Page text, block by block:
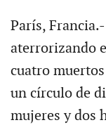
París,
aterrorizando
cuatro
un círculo de
mujeres y dos